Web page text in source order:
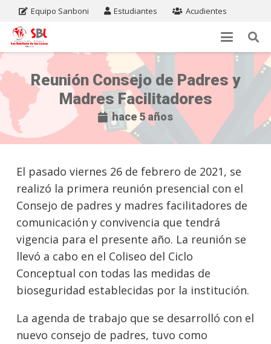
Equipo Sanboni Estudiantes Acudientes
Reunión Consejo de Padres y
Madres Facilitadores
hace 5 años
El pasado viernes 26 de febrero de 2021, se
realizó la primera reunión presencial con el
Consejo de padres y madres facilitadores de
comunicación y convivencia que tendrá
vigencia para el presente año. La reunión se
llevó a cabo en el Coliseo del Ciclo
Conceptual con todas las medidas de
bioseguridad establecidas por la institución.
La agenda de trabajo que se desarrolló con el
nuevo consejo de padres, tuvo como